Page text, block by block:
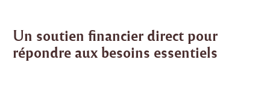
Un soutien financier direct pour
répondre aux besoins essentiels